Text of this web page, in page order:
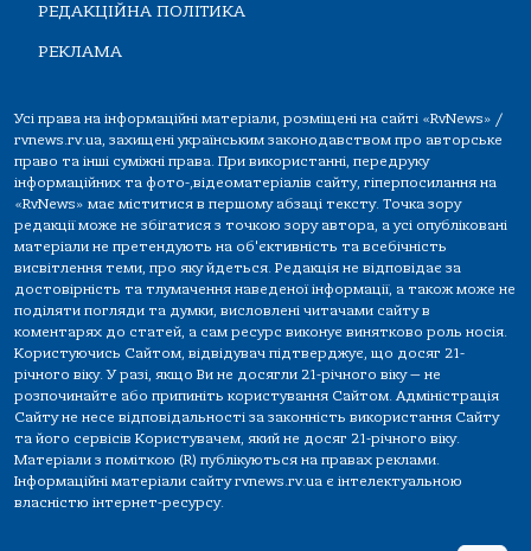
РЕДАКЦІЙНА ПОЛІТИКА
РЕКЛАМА
Усі права на інформаційні матеріали, розміщені на сайті «RvNews» /
rvnews.rv.ua, захищені українським законодавством про авторське
право та інші суміжні права. При використанні, передруку
інформаційних та фото-,відеоматеріалів сайту, гіперпосилання на
«RvNews» має міститися в першому абзаці тексту. Точка зору
редакції може не збігатися з точкою зору автора, а усі опубліковані
матеріали не претендують на об'єктивність та всебічність
висвітлення теми, про яку йдеться. Редакція не відповідає за
достовірність та тлумачення наведеної інформації, а також може не
поділяти погляди та думки, висловлені читачами сайту в
коментарях до статей, а сам ресурс виконує винятково роль носія.
Користуючись Сайтом, відвідувач підтверджує, що досяг 21-
річного віку. У разі, якщо Ви не досягли 21-річного віку — не
розпочинайте або припиніть користування Сайтом. Адміністрація
Сайту не несе відповідальності за законність використання Сайту
та його сервісів Користувачем, який не досяг 21-річного віку.
Матеріали з поміткою (R) публікуються на правах реклами.
Інформаційні матеріали сайту rvnews.rv.ua є інтелектуальною
власністю інтернет-ресурсу.